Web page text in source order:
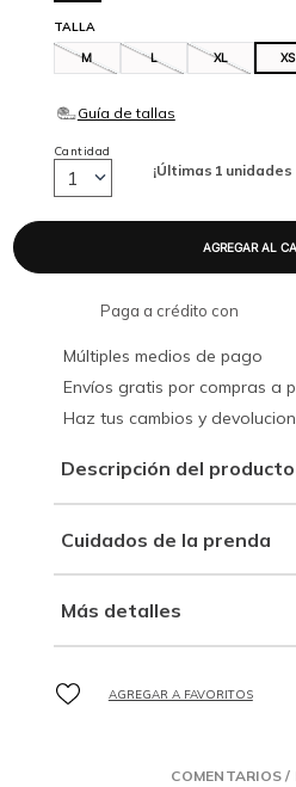
TALLA
M L XL XS
¡Últimas 1
Cantidad
1
Paga a crédito con
Múltiples medios de pago
Envíos gratis por compras a
Haz tus cambios y
Descripción del producto
Cuidados de la prenda
Más detalles
COMENTARIOS /